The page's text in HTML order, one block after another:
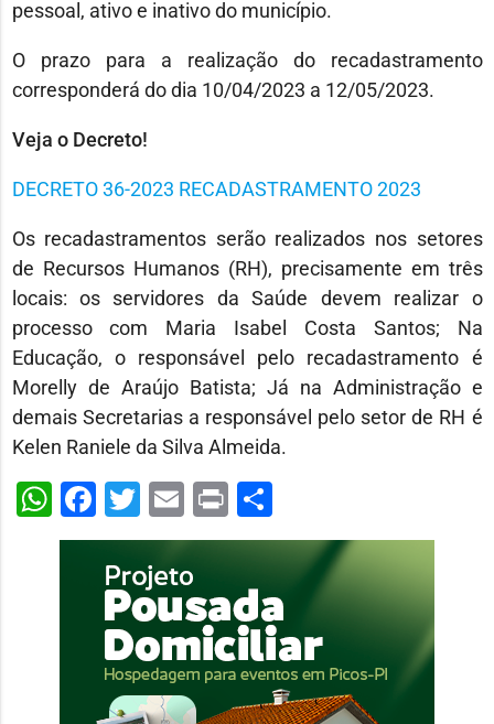
pessoal, ativo e inativo do município.
O prazo para a realização do recadastramento
corresponderá do dia 10/04/2023 a 12/05/2023.
Veja o Decreto!
DECRETO 36-2023 RECADASTRAMENTO 2023
Os recadastramentos serão realizados nos setores
de Recursos Humanos (RH), precisamente em três
locais: os servidores da Saúde devem realizar o
processo com Maria Isabel Costa Santos; Na
Educação, o responsável pelo recadastramento é
Morelly de Araújo Batista; Já na Administração e
demais Secretarias a responsável pelo setor de RH é
Kelen Raniele da Silva Almeida.
WhatsApp
Facebook
Twitter
EmailPrint